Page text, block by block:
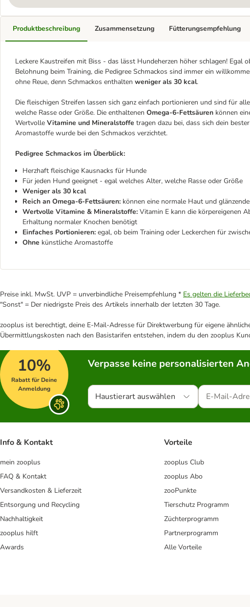
Produktbeschreibung
Leckere Kaustreifen mit Biss - das lässt Hundeherzen höher schlagen! Egal
Belohnung beim Training, die Pedigree Schmackos sind immer ein
ohne Reue, denn Schmackos enthalten weniger als 30 kcal.
Die fleischigen Streifen lassen sich ganz einfach portionieren und sind für
welche Rasse oder Größe. Die enthaltenen Omega-6-Fettsäuren können
Wertvolle Vitamine und Mineralstoffe tragen dazu bei, dass sich dein
Aromastoffe wurde bei den Schmackos verzichtet.
Pedigree Schmackos im Überblick:
Herzhaft fleischige Kausnacks für Hunde
Für jeden Hund geeignet - egal welches Alter, welche Rasse oder Größe
Weniger als 30 kcal
Reich an Omega-6-Fettsäuren: können eine normale Haut und
Wertvolle Vitamine & Mineralstoffe: Vitamin E kann die körpereigenen
Erhaltung normaler Knochen benötigt
Einfaches Portionieren: egal, ob beim Training oder Leckerchen für
Ohne künstliche Aromastoffe
Zusammensetzung Fütterungsempfehlung
Preise inkl. MwSt. UVP = unverbindliche Preisempfehlung * Es gelten die
"Sonst" = Der niedrigste Preis des Artikels innerhalb der letzten 30 Tage.
zooplus ist berechtigt, deine E-Mail-Adresse für Direktwerbung für eigene
Übermittlungskosten nach den Basistarifen entstehen, indem du den zooplus
10%
Rabatt für Deine
Anmeldung
Verpasse keine personalisierten
Haustierart auswählen
Info & Kontakt
mein zooplus
FAQ & Kontakt
Versandkosten & Lieferzeit
Entsorgung und Recycling
Nachhaltigkeit
zooplus hilft
Awards
Vorteile
zooplus Club
zooplus Abo
zooPunkte
Tierschutz Programm
Züchterprogramm
Partnerprogramm
Alle Vorteile